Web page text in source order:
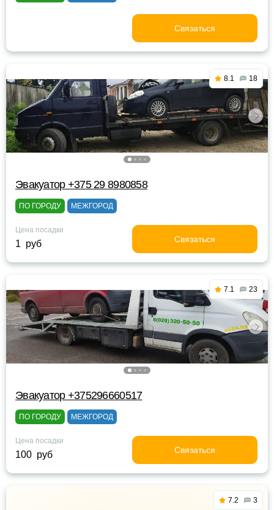
Связаться
8.1 18
Эвакуатор +375 29 8980858
ПО ГОРОДУ МЕЖГОРОД
Цена посадки
1 руб Связаться
7.1 23
Эвакуатор +375296660517
ПО ГОРОДУ МЕЖГОРОД
Цена посадки
100 руб Связаться
7.2 3